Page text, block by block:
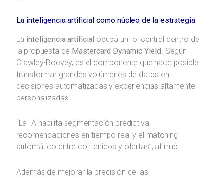
La inteligencia artificial como núcleo de la estrategia
La inteligencia artificial ocupa un rol central dentro de
la propuesta de Mastercard Dynamic Yield . Según
Crawley-Boevey, es el componente que hace posible
transformar grandes volúmenes de datos en
decisiones automatizadas y experiencias altamente
personalizadas.
“La IA habilita segmentación predictiva,
recomendaciones en tiempo real y el matching
automático entre contenidos y ofertas”, afirmó.
Además de mejorar la precisión de las